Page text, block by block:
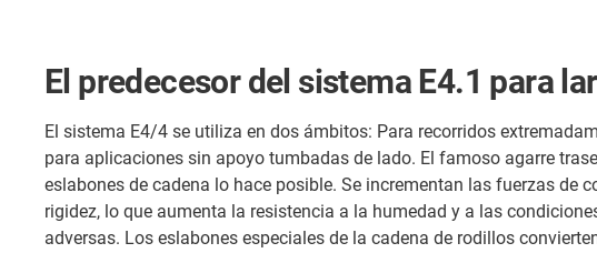
El predecesor del sistema E4.1 para
El sistema E4/4 se utiliza en dos ámbitos: Para recorridos
para aplicaciones sin apoyo tumbadas de lado. El famoso agarre
eslabones de cadena lo hace posible. Se incrementan las fuerzas de
rigidez, lo que aumenta la resistencia a la humedad y a las
adversas. Los eslabones especiales de la cadena de rodillos